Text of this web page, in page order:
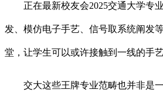
正在最新校友会2025交通大学专业
发、模仿电子手艺、信号取系统阐发
堂，让学生可以或许接触到一线的手艺
交大这些王牌专业范畴也并非是一